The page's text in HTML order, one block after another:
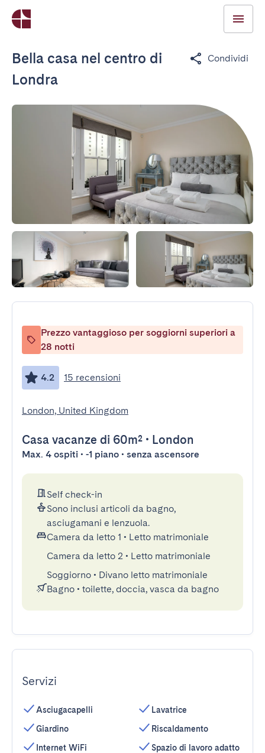
Bella casa nel centro di
Londra
Condividi
Prezzo vantaggioso per soggiorni superiori a
28 notti
4.2 15 recensioni
London, United Kingdom
Casa vacanze di 60m² • London
Max. 4 ospiti • -1 piano • senza ascensore
Self check-in
Sono inclusi articoli da bagno,
asciugamani e lenzuola.
Camera da letto 1 • Letto matrimoniale
Camera da letto 2 • Letto matrimoniale
Soggiorno • Divano letto matrimoniale
Bagno • toilette, doccia, vasca da bagno
Servizi
Asciugacapelli
Giardino
Internet WiFi
Lavatrice
Riscaldamento
Spazio di lavoro adatto